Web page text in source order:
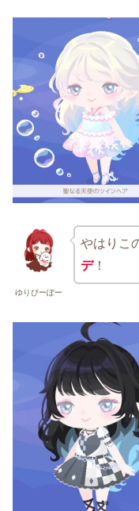
ゆりぴーぽー
やはりこ
デ！